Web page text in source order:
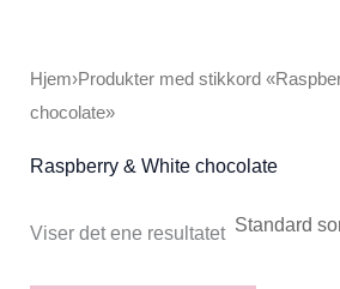
Hjem›Produkter med stikkord
chocolate»
Raspberry & White chocolate
Viser det ene resultatet